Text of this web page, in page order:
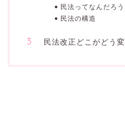
民法ってなんだろう
民法の構造
民法改正どこがどう